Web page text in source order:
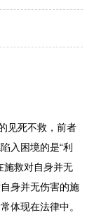
见死不救，前者
入困境的是“利
施救对自身并无
身并无伤害的施
体现在法律中。